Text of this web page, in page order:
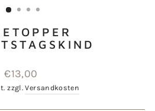
Normaler
Preis
€13,00
zzgl.Versandkosten